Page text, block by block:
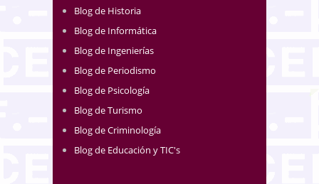
Blog de Historia
Blog de Informática
Blog de Ingenierías
Blog de Periodismo
Blog de Psicología
Blog de Turismo
Blog de Criminología
Blog de Educación y TIC's